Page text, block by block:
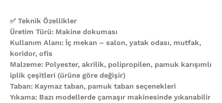
✅ Teknik Özellikler
Üretim Türü: Makine dokuması
Kullanım Alanı: İç mekan – salon, yatak odası, mutfak,
koridor, ofis
Malzeme: Polyester, akrilik, polipropilen, pamuk karışımlı
iplik çeşitleri (ürüne göre değişir)
Taban: Kaymaz taban, pamuk taban seçenekleri
Yıkama: Bazı modellerde çamaşır makinesinde yıkanabilir